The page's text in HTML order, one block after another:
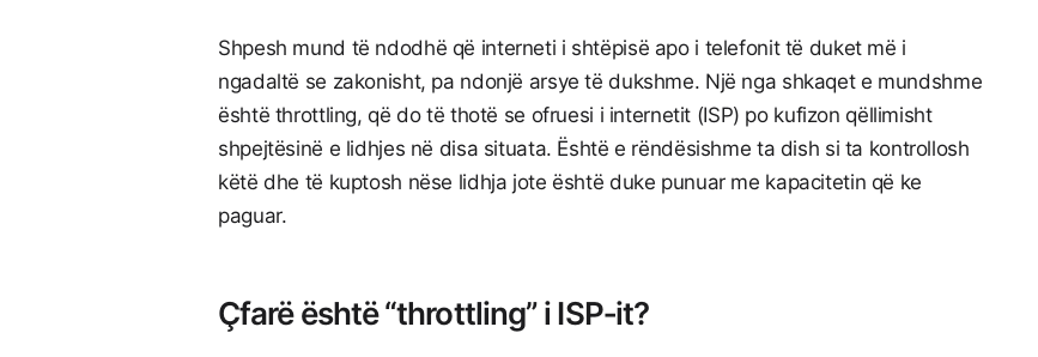
Shpesh mund të ndodhë që interneti i shtëpisë apo i telefonit të duket më i
ngadaltë se zakonisht, pa ndonjë arsye të dukshme. Një nga shkaqet e mundshme
është throttling, që do të thotë se ofruesi i internetit (ISP) po kufizon qëllimisht
shpejtësinë e lidhjes në disa situata. Është e rëndësishme ta dish si ta kontrollosh
këtë dhe të kuptosh nëse lidhja jote është duke punuar me kapacitetin që ke
paguar.
Çfarë është “throttling” i ISP‑it?